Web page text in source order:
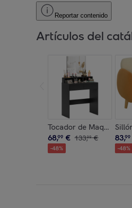
Reportar contenido
Artículos del
Tocador de Maquillaje
68,99 € 133,99 €
-48%
83,99
-48%